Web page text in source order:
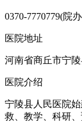
0370-7770779(院
医院地址
河南省商丘市宁
医院介绍
宁陵县人民医院
救、教学、科研